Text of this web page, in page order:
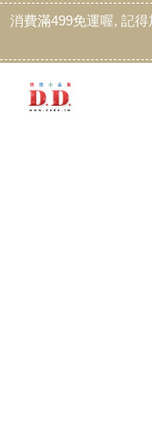
消費滿499免運喔, 記
您的